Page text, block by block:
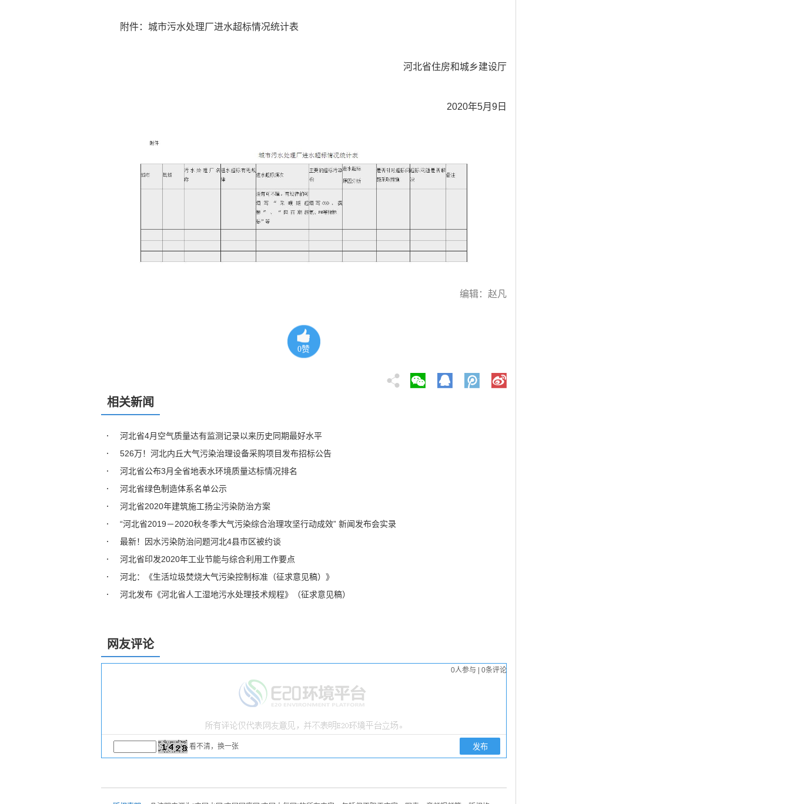
附件：城市污水处理厂进水超标情况统计表
河北省住房和城乡建设厅
2020年5月9日
编辑：赵凡
0赞
相关新闻
河北省4月空气质量达有监测记录以来历史同期最好水平
526万！河北内丘大气污染治理设备采购项目发布招标公告
河北省公布3月全省地表水环境质量达标情况排名
河北省绿色制造体系名单公示
河北省2020年建筑施工扬尘污染防治方案
“河北省2019－2020秋冬季大气污染综合治理攻坚行动成效” 新闻发布会实录
最新！因水污染防治问题河北4县市区被约谈
河北省印发2020年工业节能与综合利用工作要点
河北：《生活垃圾焚烧大气污染控制标准（征求意见稿）》
河北发布《河北省人工湿地污水处理技术规程》（征求意见稿）
网友评论
0人参与 | 0条评论
看不清，换一张